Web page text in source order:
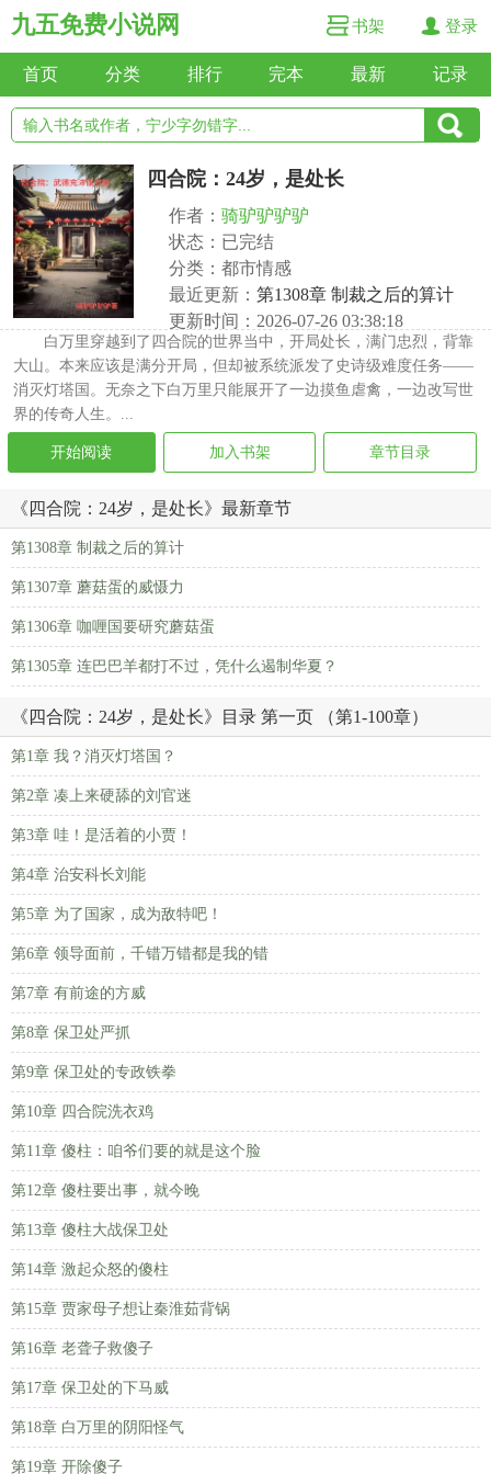
九五免费小说网 书架 登录
首页 分类 排行 完本 最新 记录
四合院：24岁，是处长
作者： 骑驴驴驴驴
状态：已完结
分类：都市情感
最近更新： 第1308章 制裁之后的算计
更新时间：2026-07-26 03:38:18
白万里穿越到了四合院的世界当中，开局处长，满门忠烈，背靠
大山。本来应该是满分开局，但却被系统派发了史诗级难度任务——
消灭灯塔国。无奈之下白万里只能展开了一边摸鱼虐禽，一边改写世
界的传奇人生。...
开始阅读 加入书架 章节目录
《四合院：24岁，是处长》最新章节
第1308章 制裁之后的算计
第1307章 蘑菇蛋的威慑力
第1306章 咖喱国要研究蘑菇蛋
第1305章 连巴巴羊都打不过，凭什么遏制华夏？
《四合院：24岁，是处长》目录 第一页 （第1-100章）
第1章 我？消灭灯塔国？
第2章 凑上来硬舔的刘官迷
第3章 哇！是活着的小贾！
第4章 治安科长刘能
第5章 为了国家，成为敌特吧！
第6章 领导面前，千错万错都是我的错
第7章 有前途的方威
第8章 保卫处严抓
第9章 保卫处的专政铁拳
第10章 四合院洗衣鸡
第11章 傻柱：咱爷们要的就是这个脸
第12章 傻柱要出事，就今晚
第13章 傻柱大战保卫处
第14章 激起众怒的傻柱
第15章 贾家母子想让秦淮茹背锅
第16章 老聋子救傻子
第17章 保卫处的下马威
第18章 白万里的阴阳怪气
第19章 开除傻子